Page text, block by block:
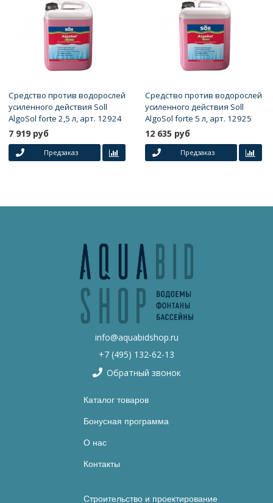
Средство против водорослей
усиленного действия Soll
AlgoSol forte 2,5 л, арт. 12924
7 919 руб
Предзаказ
Средство против водорослей
усиленного действия Soll
AlgoSol forte 5 л, арт. 12925
12 635 руб
Предзаказ
info@aquabidshop.ru
+7 (495) 132-62-13
Обратный звонок
Каталог товаров
Бонусная программа
О нас
Контакты
Строительство и проектирование